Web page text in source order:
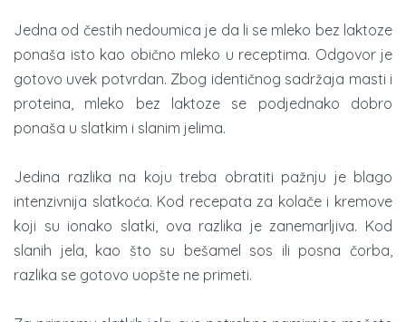
Jedna od čestih nedoumica je da li se mleko bez laktoze
ponaša isto kao obično mleko u receptima. Odgovor je
gotovo uvek potvrdan. Zbog identičnog sadržaja masti i
proteina, mleko bez laktoze se podjednako dobro
ponaša u slatkim i slanim jelima.
Jedina razlika na koju treba obratiti pažnju je blago
intenzivnija slatkoća. Kod recepata za kolače i kremove
koji su ionako slatki, ova razlika je zanemarljiva. Kod
slanih jela, kao što su bešamel sos ili posna čorba,
razlika se gotovo uopšte ne primeti.